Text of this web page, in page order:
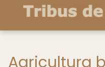
Agricultura